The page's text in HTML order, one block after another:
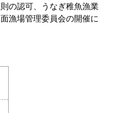
の認可、うなぎ稚魚漁業
漁場管理委員会の開催に